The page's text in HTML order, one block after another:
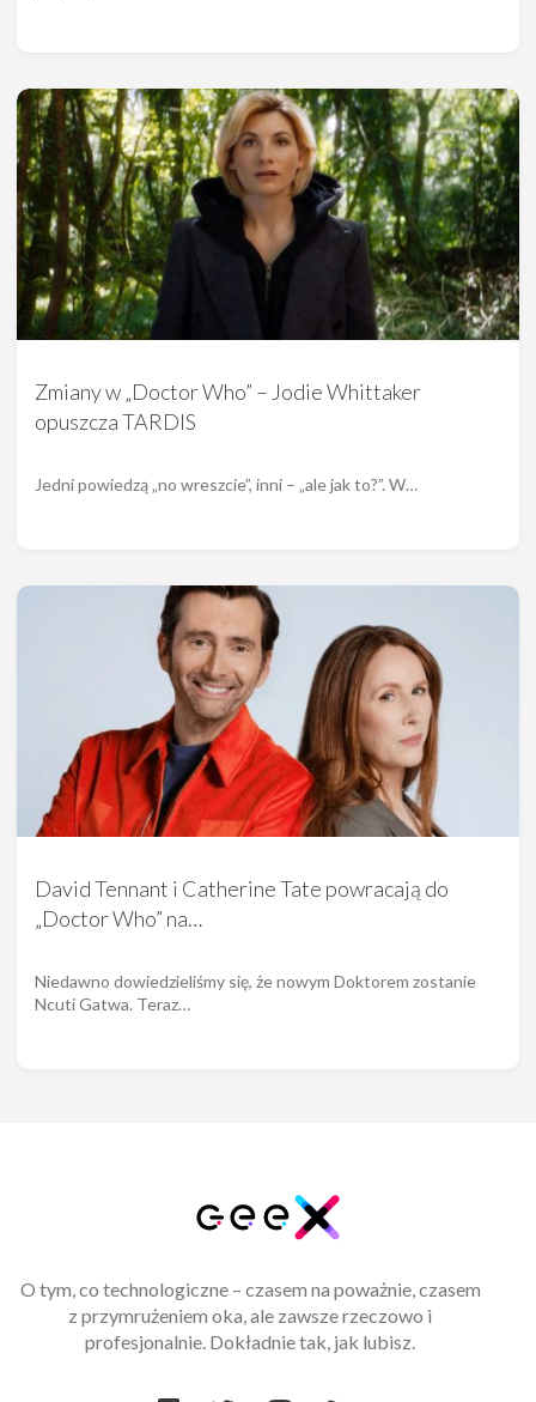
Zmiany w „Doctor Who” – Jodie Whittaker
opuszcza TARDIS
Jedni powiedzą „no wreszcie”, inni – „ale jak to?”. W…
David Tennant i Catherine Tate powracają do
„Doctor Who” na…
Niedawno dowiedzieliśmy się, że nowym Doktorem zostanie
Ncuti Gatwa. Teraz…
O tym, co technologiczne – czasem na poważnie, czasem
z przymrużeniem oka, ale zawsze rzeczowo i
profesjonalnie. Dokładnie tak, jak lubisz.